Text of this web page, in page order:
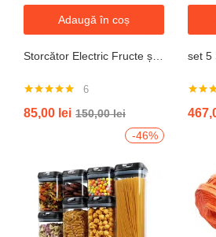
Adaugă în coș
5.00din 5
6
85,00 lei 150,00lei
4.50
-46%